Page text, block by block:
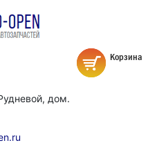
дом.
Корзина